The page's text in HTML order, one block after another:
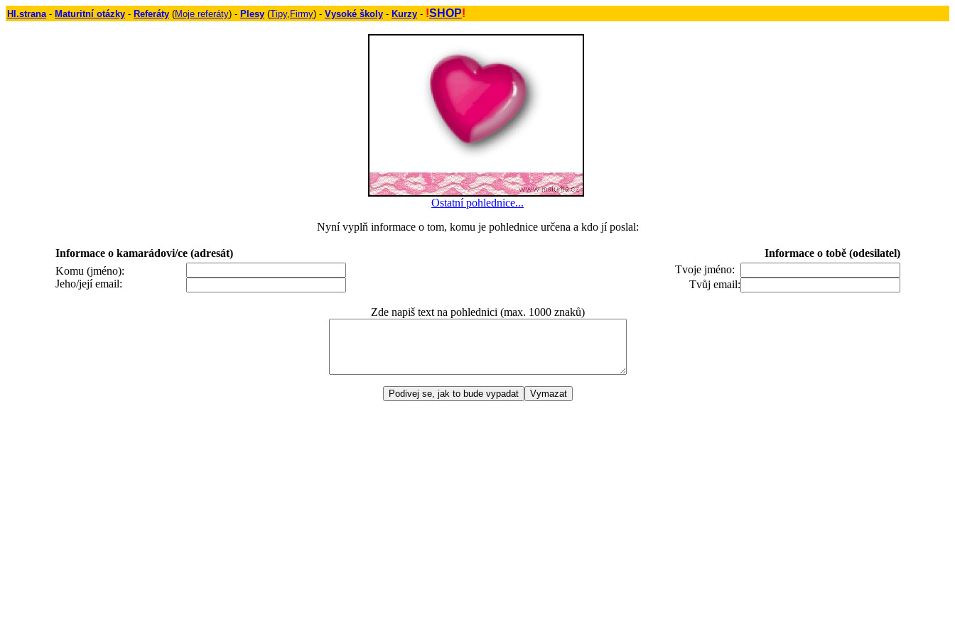
Hl.strana- Maturitní otázky - Referáty (Moje referáty) - Plesy (Tipy, Firmy) - Vysoké školy - Kurzy - !SHOP!
Ostatní pohlednice...
Nyní vyplň informace o tom, komu je pohlednice určena a kdo jí poslal:
Informace o kamarádovi/ce (adresát)
Informace o tobě (odesilatel)
Komu (jméno):
Jeho/její email:
Tvoje jméno:
Tvůj email:
Zde napiš text na pohlednici (max. 1000 znaků)